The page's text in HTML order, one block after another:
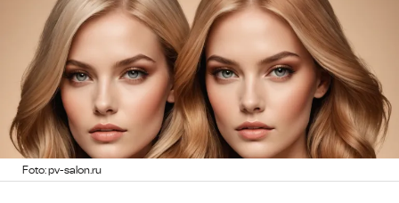
Foto: pv-salon.ru